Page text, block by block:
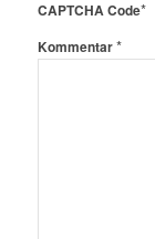
CAPTCHA Code*
Kommentar*